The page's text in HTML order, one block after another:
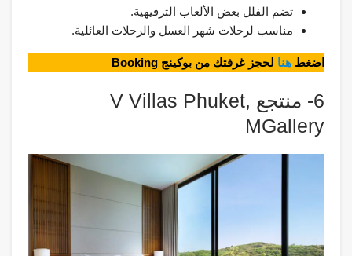
تضم الفلل بعض الألعاب الترفيهية.
مناسب لرحلات شهر العسل والرحلات العائلية.
اضغط هنا لحجز غرفتك من بوكينج Booking
6- منتجع V Villas Phuket,
MGallery